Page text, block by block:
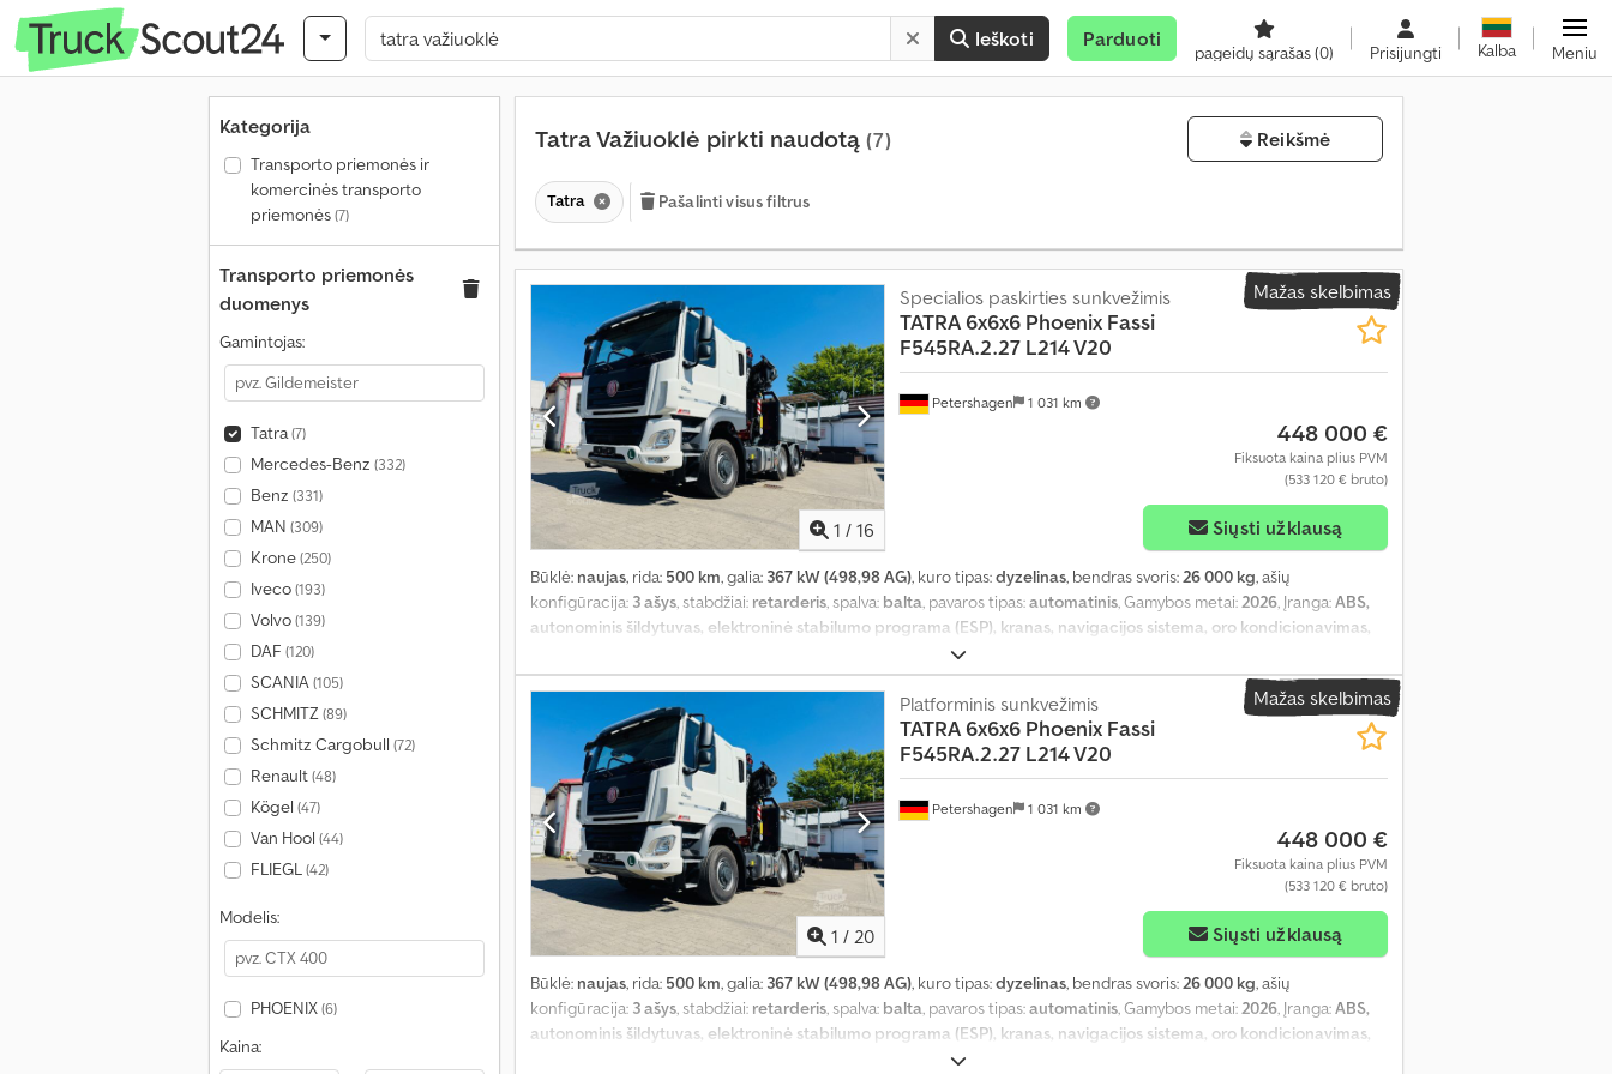
Ieškoti Parduoti
pageidų sąrašas(0) Prisijungti Kalba Meniu
Kategorija
Transporto priemonės ir
komercinės transporto
priemonės(7)
Transporto priemonės
duomenys
Gamintojas:
Tatra(7)
Mercedes-Benz (332)
Benz (331)
MAN (309)
Krone(250)
Iveco(193)
Volvo(139)
DAF (120)
SCANIA(105)
SCHMITZ(89)
Schmitz Cargobull (72)
Renault(48)
Kögel (47)
Van Hool (44)
FLIEGL(42)
Modelis:
PHOENIX(6)
Kaina:
Tatra Važiuoklė pirkti naudotą (7) Reikšmė
Tatra Pašalinti visus filtrus
Mažas skelbimas
1 / 16
Petershagen 1 031 km
Specialios paskirties sunkvežimis
TATRA 6x6x6 Phoenix Fassi
F545RA.2.27 L214 V20
448 000 €
Fiksuota kaina plius PVM
(533 120 € bruto)
Siųsti užklausą
Būklė: naujas, rida: 500 km, galia: 367 kW (498,98 AG), kuro tipas:dyzelinas, bendras svoris:26 000 kg, ašių
konfigūracija: 3 ašys, stabdžiai: retarderis, spalva: balta, pavaros tipas:automatinis, Gamybos metai:2026, Įranga:ABS,
autonominis šildytuvas, elektroninė stabilumo programa (ESP), kranas, navigacijos sistema, oro kondicionavimas,
Mažas skelbimas
1 / 20
Petershagen 1 031 km
Platforminis sunkvežimis
TATRA 6x6x6 Phoenix Fassi
F545RA.2.27 L214 V20
448 000 €
Fiksuota kaina plius PVM
(533 120 € bruto)
Siųsti užklausą
Būklė: naujas, rida: 500 km, galia: 367 kW (498,98 AG), kuro tipas:dyzelinas, bendras svoris:26 000 kg, ašių
konfigūracija: 3 ašys, stabdžiai: retarderis, spalva: balta, pavaros tipas:automatinis, Gamybos metai:2026, Įranga:ABS,
autonominis šildytuvas, elektroninė stabilumo programa (ESP), kranas, navigacijos sistema, oro kondicionavimas,
T
r
a